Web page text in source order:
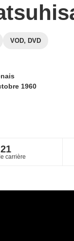
VOD, DVD
1960
21
carrière